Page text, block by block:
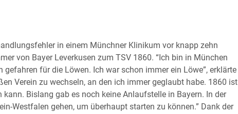
in einem Münchner Klinikum vor knapp zehn
von Bayer Leverkusen zum TSV 1860. “Ich bin in München
gefahren für die Löwen. Ich war schon immer ein Löwe”, erklärte
Verein zu wechseln, an den ich immer geglaubt habe. 1860 ist
kann. Bislang gab es noch keine Anlaufstelle in Bayern. In der
Westfalen gehen, um überhaupt starten zu können.” Dank der